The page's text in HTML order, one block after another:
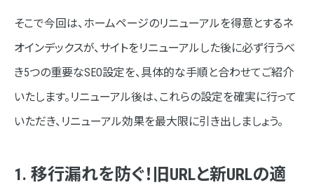
なぜGA4によるアクセス解析が重要なのか？
アクセス解析の具体的な手順
るSEO対策
そこで今回は、ホームページのリニューアルを得意とするネ
オインデックスが、サイトをリニューアルした後に必ず行うべ
き5つの重要なSEO設定を、具体的な手順と合わせてご紹介
いたします。リニューアル後は、これらの設定を確実に行って
いただき、リニューアル効果を最大限に引き出しましょう。
1. 移行漏れを防ぐ！旧URLと新URLの適